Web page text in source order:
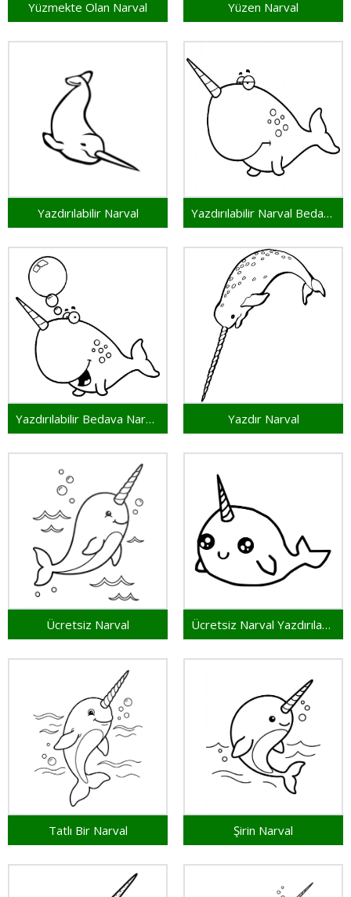
Yüzmekte Olan Narval Yüzen Narval
Yazdırılabilir Narval Yazdırılabilir Narval Bedava
Yazdırılabilir Bedava Narval Yazdır Narval
Ücretsiz Narval Ücretsiz Narval Yazdırılabilir
Tatlı Bir Narval Şirin Narval